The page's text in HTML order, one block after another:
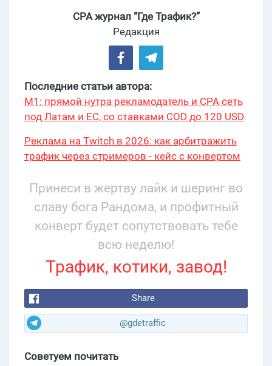
CPA журнал “Где Трафик?”
Редакция
Последние статьи автора:
М1: прямой нутра рекламодатель и CPA сеть
под Латам и ЕС, со ставками COD до 120 USD
Реклама на Twitch в 2026: как арбитражить
трафик через стримеров - кейс с конвертом
Принеси в жертву лайк и шеринг во
славу бога Рандома, и профитный
конверт будет сопутствовать тебе
всю неделю!
Трафик, котики, завод!
Share
@gdetraffic
Советуем почитать